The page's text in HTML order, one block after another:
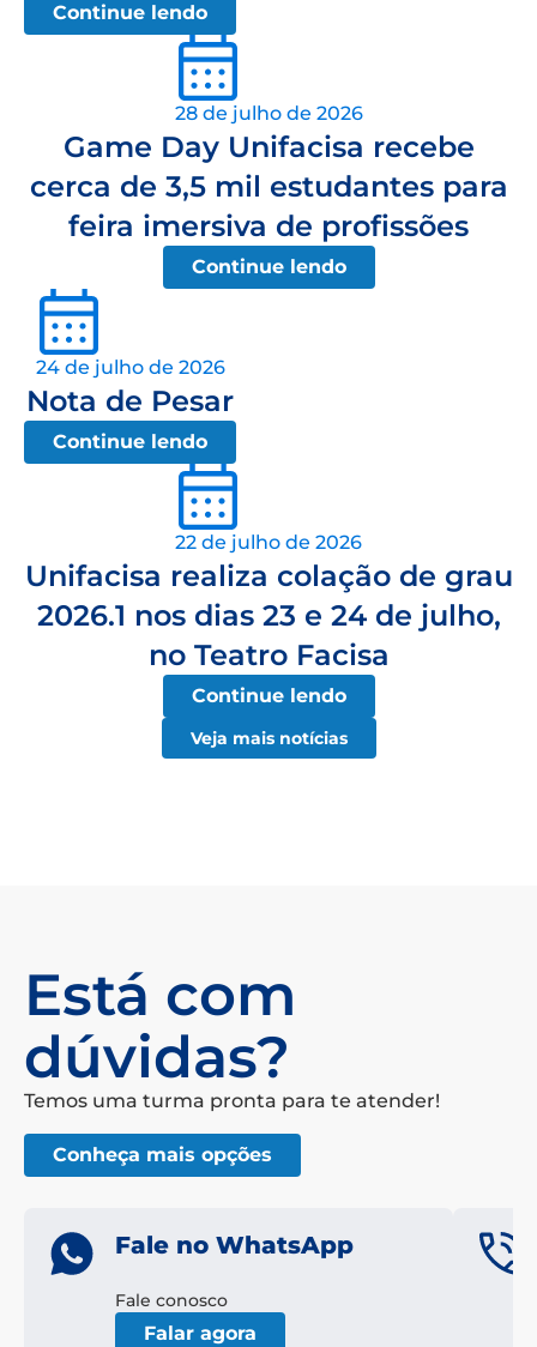
Continue lendo
28 de julho de 2026
Game Day Unifacisa recebe
cerca de 3,5 mil estudantes para
feira imersiva de profissões
Continue lendo
24 de julho de 2026
Nota de Pesar
Continue lendo
22 de julho de 2026
Unifacisa realiza colação de grau
2026.1 nos dias 23 e 24 de julho,
no Teatro Facisa
Continue lendo
Veja mais notícias
Está com
dúvidas?
Temos uma turma pronta para te atender!
Conheça mais opções
Fale no WhatsApp
Fale conosco
Falar agora